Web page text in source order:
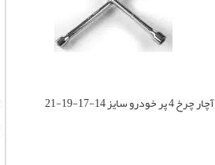
آچار چرخ 4 پر خودرو سایز 14-17-19-21